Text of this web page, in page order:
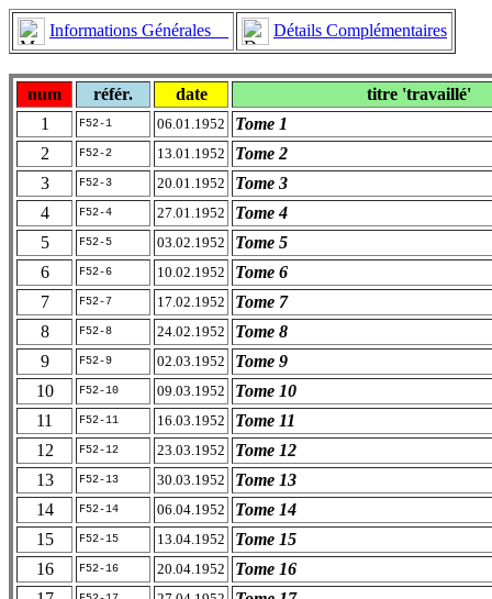
Informations Générales Détails Complémentaires
num référ. date
titre 'travaillé'
1
F52-1 06.01.1952
Tome 1
2
F52-2 13.01.1952
Tome 2
3
F52-3 20.01.1952
Tome 3
4
F52-4 27.01.1952
Tome 4
5
F52-5 03.02.1952
Tome 5
6
F52-6 10.02.1952
Tome 6
7
F52-7 17.02.1952
Tome 7
8
F52-8 24.02.1952
Tome 8
9
F52-9 02.03.1952
Tome 9
10
F52-10 09.03.1952
Tome 10
11
F52-11 16.03.1952
Tome 11
12
F52-12 23.03.1952
Tome 12
13
F52-13 30.03.1952
Tome 13
14
F52-14 06.04.1952
Tome 14
15
F52-15 13.04.1952
Tome 15
16
F52-16 20.04.1952
Tome 16